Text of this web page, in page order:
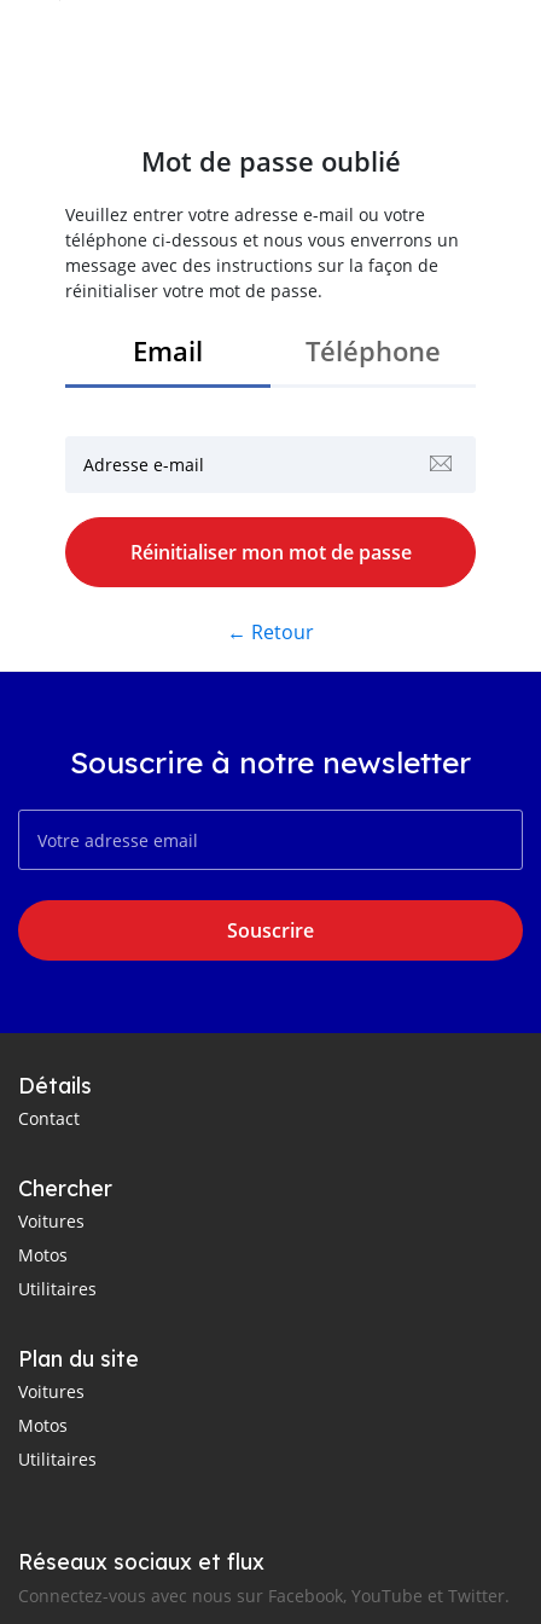
Mot de passe oublié
Veuillez entrer votre adresse e-mail ou votre
téléphone ci-dessous et nous vous enverrons un
message avec des instructions sur la façon de
réinitialiser votre mot de passe.
Email Téléphone
Adresse e-mail
← Retour
Souscrire à notre newsletter
Souscrire
Détails
Contact
Chercher
Voitures
Motos
Utilitaires
Plan du site
Voitures
Motos
Utilitaires
Réseaux sociaux et flux
Connectez-vous avec nous sur Facebook, YouTube et Twitter.